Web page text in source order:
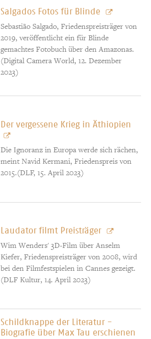
Salgados Fotos für Blinde
Sebastião Salgado, Friedenspreisträger von
2019, veröffentlicht ein für Blinde
gemachtes Fotobuch über den Amazonas.
(Digital Camera World, 12. Dezember
2023)
Der vergessene Krieg in Äthiopien
Die Ignoranz in Europa werde sich rächen,
meint Navid Kermani, Friedenspreis von
2015.(DLF, 15. April 2023)
Laudator filmt Preisträger
Wim Wenders' 3D-Film über Anselm
Kiefer, Friedenspreisträger von 2008, wird
bei den Filmfestspielen in Cannes gezeigt.
(DLF Kultur, 14. April 2023)
Schildknappe der Literatur -
Biografie über Max Tau erschienen